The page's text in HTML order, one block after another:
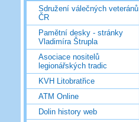
Sdružení válečných veteránů
ČR
Pamětní desky - stránky
Vladimíra Štrupla
Asociace nositelů
legionářských tradic
KVH Litobratřice
ATM Online
Dolin history web